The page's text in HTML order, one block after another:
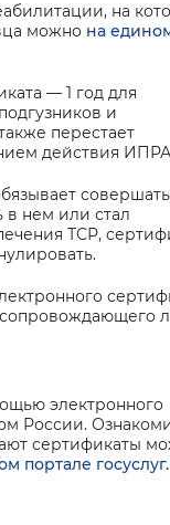
на
можно на
— 1 год для
и
перестает
действия
совершать
в нем или стал
ТСР,
сопровождающего
электронного
России.
сертификаты
портале госуслуг.